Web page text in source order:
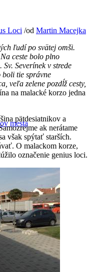
mesta
Loci /od Martin Macejka
ľudí po svätej omši.
ceste bolo plno
Severínek v strede
boli tie správne
veľa zelene pozdĺž cesty,
na malacké korzo jedna
pätdesiatnikov a
ak nerátame
však spýtať starších.
O malackom korze,
označenie genius loci.